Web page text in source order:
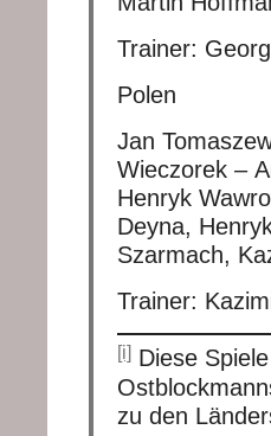
Trainer:
Polen
Jan
Wieczorek –
Henryk
Deyna,
Szarmach,
Trainer:
[i] Diese
zu den